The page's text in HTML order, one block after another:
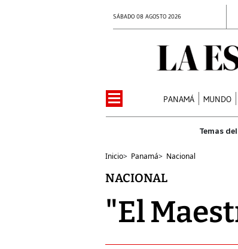
SÁBADO 08 AGOSTO 2026
PANAMÁ MUNDO
Inicio> Panamá> Nacional
NACIONAL
"El